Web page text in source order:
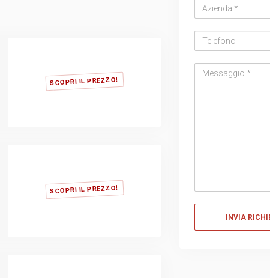
SCOPRI IL PREZZO!
SCOPRI IL PREZZO!